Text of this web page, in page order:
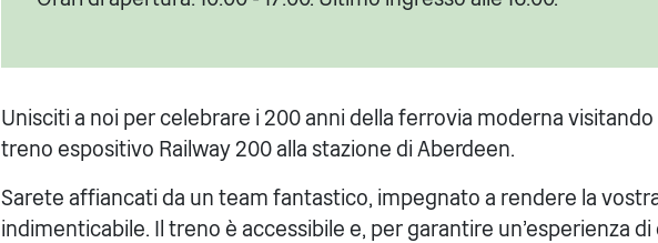
Unisciti a noi per celebrare i 200 anni della ferrovia moderna visitando
treno espositivo Railway 200 alla stazione di Aberdeen.
Sarete affiancati da un team fantastico, impegnato a rendere la
indimenticabile. Il treno è accessibile e, per garantire un'esperienza